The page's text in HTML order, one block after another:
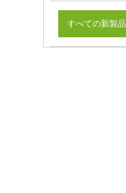
すべての新製品